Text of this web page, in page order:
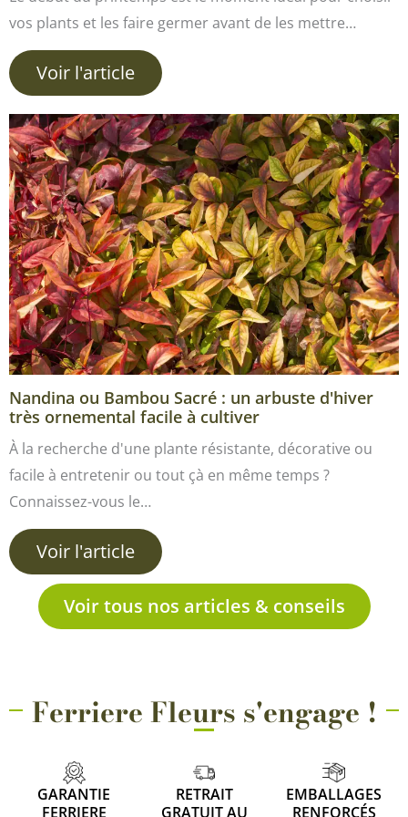
vos plants et les faire germer avant de les mettre…
Voir l'article
Nandina ou Bambou Sacré : un arbuste d'hiver
très ornemental facile à cultiver
À la recherche d'une plante résistante, décorative ou
facile à entretenir ou tout çà en même temps ?
Connaissez-vous le…
Voir l'article
Voir tous nos articles & conseils
Ferriere Fleurs s'engage !
GARANTIE
FERRIERE
RETRAIT
GRATUIT AU
EMBALLAGES
RENFORCÉS